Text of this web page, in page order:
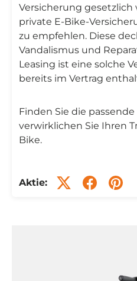
Versicherung gesetzlich
private E-Bike-
zu empfehlen. Diese
Vandalismus und
Leasing ist eine solche
bereits im Vertrag
Finden Sie die
verwirklichen Sie Ihren
Bike.
Aktie: